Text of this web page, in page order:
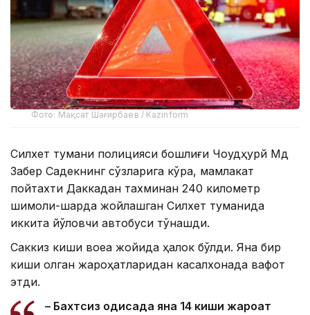
Фото: Мақсат Шағирбаев / Kazinform
Силхет тумани полицияси бошлиғи Чоудҳурй Мд
Забер Садекнинг сўзларига кўра, мамлакат
пойтахти Даккадан тахминан 240 километр
шимоли-шарқда жойлашган Силхет туманида
иккита йўловчи автобуси тўқнашди.
Саккиз киши воқеа жойида ҳалок бўлди. Яна бир
киши олган жароҳатларидан касалхонада вафот
этди.
– Бахтсиз ҳодисада яна 14 киши жароҳат